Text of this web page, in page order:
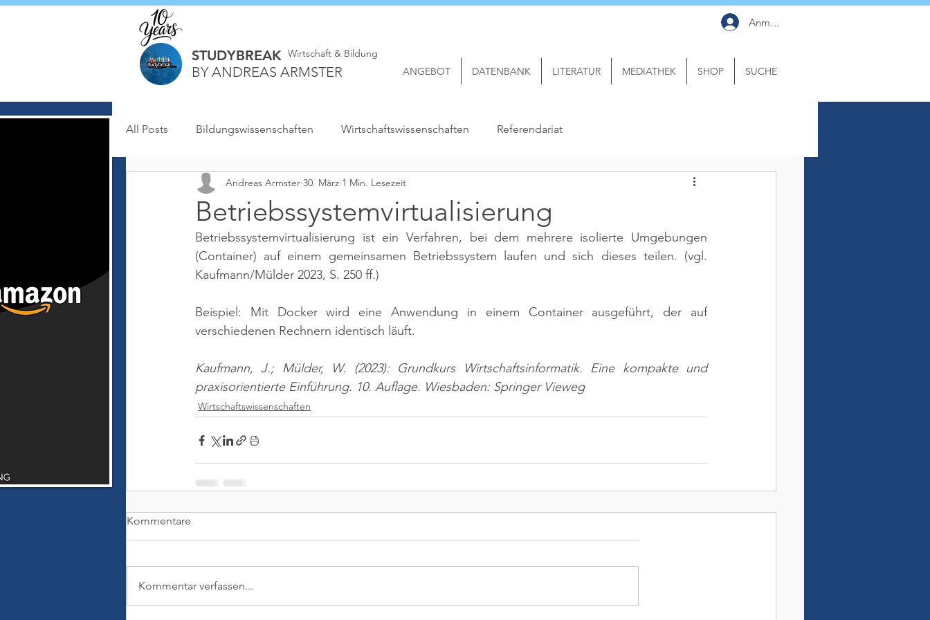
STUDYBREAK
BY ANDREAS ARMSTER
Wirtschaft & Bildung
Anmelden
ANGEBOT DATENBANK LITERATUR MEDIATHEK SHOP SUCHE
All Posts Bildungswissenschaften Wirtschaftswissenschaften Referendariat
Betriebssystemvirtualisierung
Andreas Armster 30. März 1 Min. Lesezeit
Betriebssystemvirtualisierung ist ein Verfahren, bei dem mehrere isolierte Umgebungen
(Container) auf einem gemeinsamen Betriebssystem laufen und sich dieses teilen. (vgl.
Kaufmann/Mülder 2023, S. 250 ff.)
Beispiel: Mit Docker wird eine Anwendung in einem Container ausgeführt, der auf
verschiedenen Rechnern identisch läuft.
Kaufmann, J.; Mülder, W. (2023): Grundkurs Wirtschaftsinformatik. Eine kompakte und
praxisorientierte Einführung. 10. Auflage. Wiesbaden: Springer Vieweg
Wirtschaftswissenschaften
Kommentare
Kommentar verfassen...